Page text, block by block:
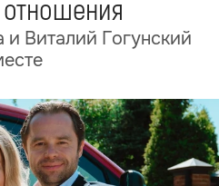
Виталий Гогунский